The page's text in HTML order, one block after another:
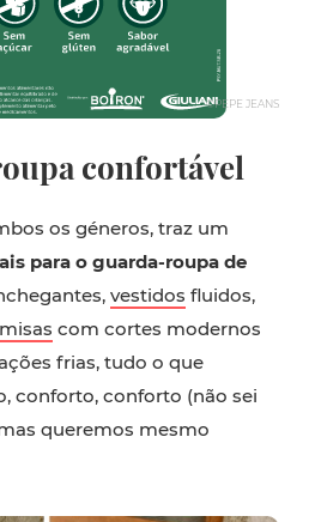
©PEPE JEANS
confortável
os géneros, traz um
para o guarda-roupa de
vestidos fluidos,
com cortes modernos
frias, tudo o que
conforto, conforto (não sei
queremos mesmo